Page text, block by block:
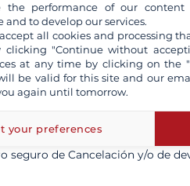
profesional
a todo riesgo
de Cancelación y/o de
the performance of our
and to develop our services.
all cookies and processing
"Continue without
at any time by clicking on the
be valid for this site and our
again until tomorrow.
your preferences